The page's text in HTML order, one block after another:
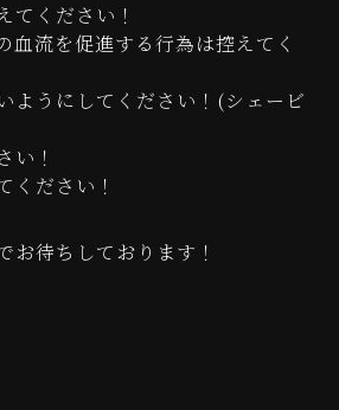
てください！
血流を促進する行為は控えてく
ようにしてください！(シェービ
い！
ください！
お待ちしております！